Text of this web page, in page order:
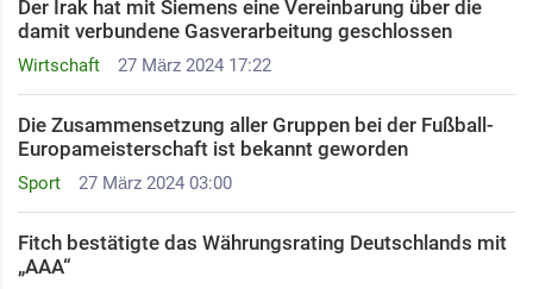
Wirtschaft 27 März 2024 17:22
Der Irak hat mit Siemens eine Vereinbarung über die
damit verbundene Gasverarbeitung geschlossen
Sport 27 März 2024 03:00
Die Zusammensetzung aller Gruppen bei der Fußball-
Europameisterschaft ist bekannt geworden
Fitch bestätigte das Währungsrating Deutschlands mit
„AAA“